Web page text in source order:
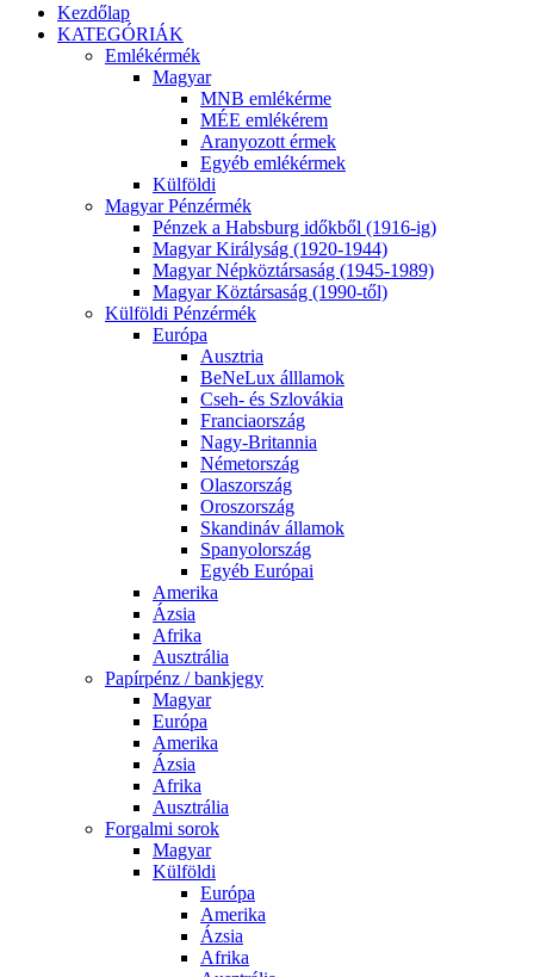
Kezdőlap
KATEGÓRIÁK
Emlékérmék
Magyar
MNB emlékérme
MÉE emlékérem
Aranyozott érmek
Egyéb emlékérmek
Külföldi
Magyar Pénzérmék
Pénzek a Habsburg időkből (1916-ig)
Magyar Királyság (1920-1944)
Magyar Népköztársaság (1945-1989)
Magyar Köztársaság (1990-től)
Külföldi Pénzérmék
Európa
Ausztria
BeNeLux álllamok
Cseh- és Szlovákia
Franciaország
Nagy-Britannia
Németország
Olaszország
Oroszország
Skandináv államok
Spanyolország
Egyéb Európai
Amerika
Ázsia
Afrika
Ausztrália
Papírpénz / bankjegy
Magyar
Európa
Amerika
Ázsia
Afrika
Ausztrália
Forgalmi sorok
Magyar
Külföldi
Európa
Amerika
Ázsia
Afrika